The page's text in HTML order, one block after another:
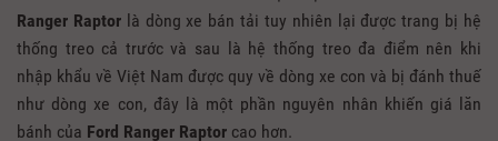
Ranger Raptorlà dòng xe bán tải tuy nhiên lại được trang bị hệ
thống treo cả trước và sau là hệ thống treo đa điểm nên khi
nhập khẩu về Việt Nam được quy về dòng xe con và bị đánh thuế
như dòng xe con, đây là một phần nguyên nhân khiến giá lăn
bánh của Ford Ranger Raptor cao hơn.